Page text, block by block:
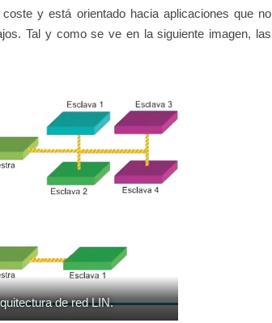
y está orientado hacia aplicaciones que no
Tal y como se ve en la siguiente imagen, las
de red LIN.